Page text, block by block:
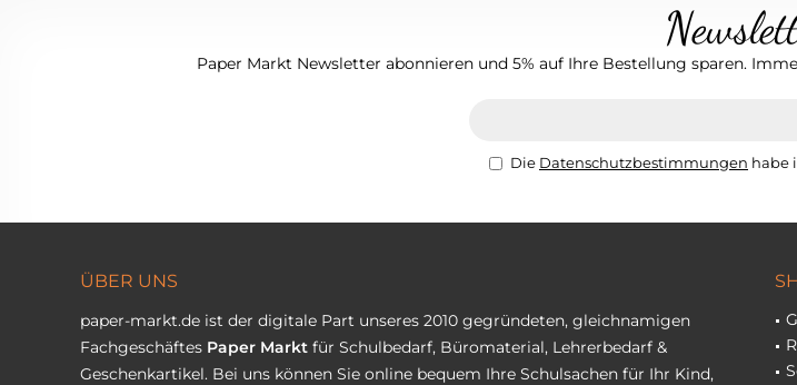
Paper Markt Newsletter abonnieren und 5% auf Ihre Bestellung sparen.
Die Datenschutzbestimmungen habe
ÜBER UNS
paper-markt.de ist der digitale Part unseres 2010 gegründeten, gleichnamigen
Fachgeschäftes Paper Markt für Schulbedarf, Büromaterial, Lehrerbedarf &
Geschenkartikel. Bei uns können Sie online bequem Ihre Schulsachen für Ihr Kind,